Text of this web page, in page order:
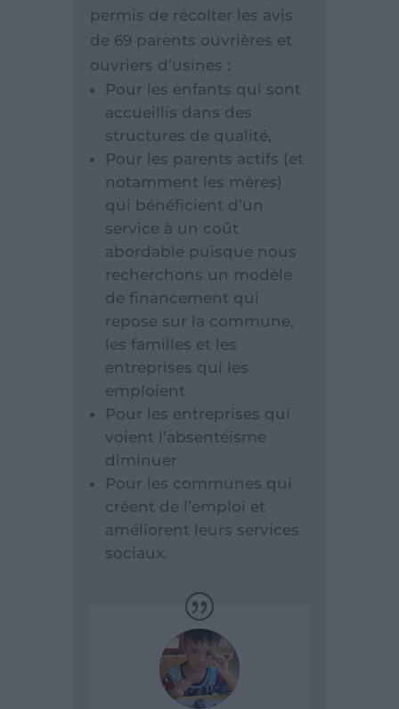
permis de récolter les avis
de 69 parents ouvrières et
ouvriers d’usines :
Pour les enfants qui sont
accueillis dans des
structures de qualité,
Pour les parents actifs (et
notamment les mères)
qui bénéficient d’un
service à un coût
abordable puisque nous
recherchons un modèle
de financement qui
repose sur la commune,
les familles et les
entreprises qui les
emploient
Pour les entreprises qui
voient l’absentéisme
diminuer
Pour les communes qui
créent de l’emploi et
améliorent leurs services
sociaux.